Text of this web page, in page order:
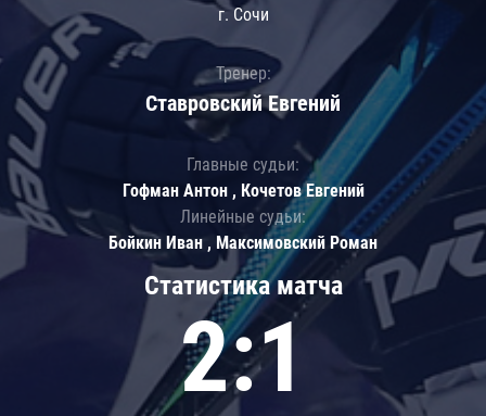
Статистика матча
2:1
г. Сочи
Тренер:
Ставровский Евгений
Главные судьи:
Гофман Антон , Кочетов Евгений
Линейные судьи:
Бойкин Иван , Максимовский Роман